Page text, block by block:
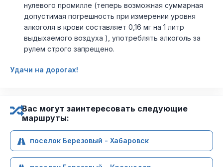
нулевого промилле (теперь возможная суммарная
допустимая погрешность при измерении уровня
алкоголя в крови составляет 0,16 мг на 1 литр
выдыхаемого воздуха ), употреблять алкоголь за
рулем строго запрещено.
Удачи на дорогах!
Вас могут заинтересовать следующие
маршруты:
поселок Березовый - Хабаровск